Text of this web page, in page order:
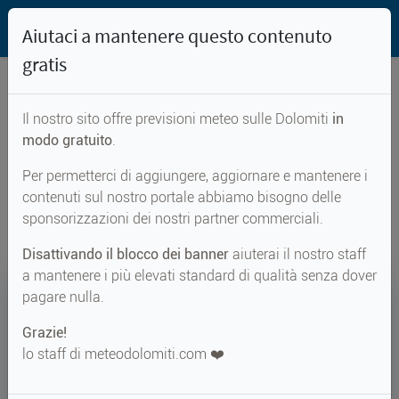
Previsioni meteo per...
Zu Törla
↑ 14° ↓ 8°
Aiutaci a mantenere questo contenuto
gratis
Il nostro sito offre previsioni meteo sulle Dolomiti in
modo gratuito.
Per permetterci di aggiungere, aggiornare e mantenere i
contenuti sul nostro portale abbiamo bisogno delle
sponsorizzazioni dei nostri partner commerciali.
Disattivando il blocco dei banner aiuterai il nostro staff
a mantenere i più elevati standard di qualità senza dover
pagare nulla.
Grazie!
lo staff di meteodolomiti.com ❤️